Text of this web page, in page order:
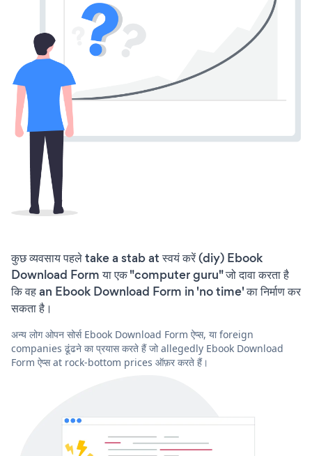
कुछ व्यवसाय पहले take a stab at स्वयं करें (diy) Ebook
Download Form या एक "computer guru" जो दावा करता है
कि वह an Ebook Download Form in 'no time' का निर्माण कर
सकता है।
अन्य लोग ओपन सोर्स Ebook Download Form ऐप्स, या foreign
companies ढूंढने का प्रयास करते हैं जो allegedly Ebook Download
Form ऐप्स at rock-bottom prices ऑफ़र करते हैं।